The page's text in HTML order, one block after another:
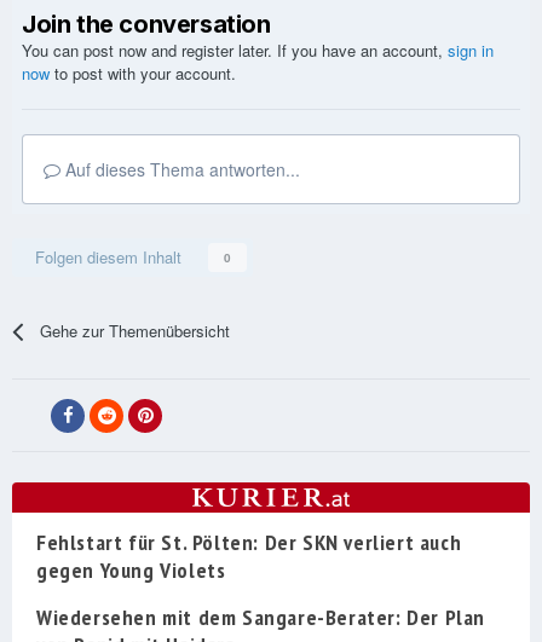
Join the conversation
You can post now and register later. If you have an account, sign in
now to post with your account.
Auf dieses Thema antworten...
Folgen diesem Inhalt 0
Gehe zur Themenübersicht
Fehlstart für St. Pölten: Der SKN verliert auch
gegen Young Violets
Wiedersehen mit dem Sangare-Berater: Der Plan